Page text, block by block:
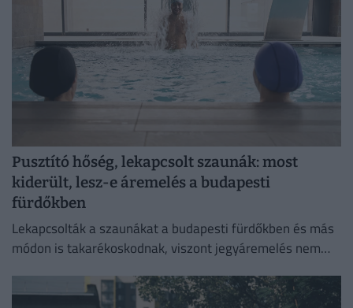
Pusztító hőség, lekapcsolt szaunák: most
kiderült, lesz-e áremelés a budapesti
fürdőkben
Lekapcsolták a szaunákat a budapesti fürdőkben és más
módon is takarékoskodnak, viszont jegyáremelés nem